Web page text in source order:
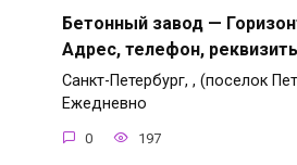
Бетонный завод —
Адрес, телефон,
Санкт-Петербург, , (поселок
Ежедневно
0 197